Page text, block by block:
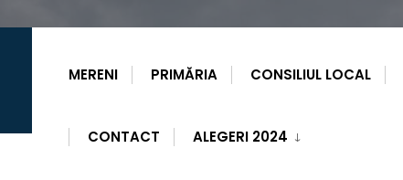
MERENI PRIMĂRIA CONSILIUL LOCAL
CONTACT ALEGERI 2024